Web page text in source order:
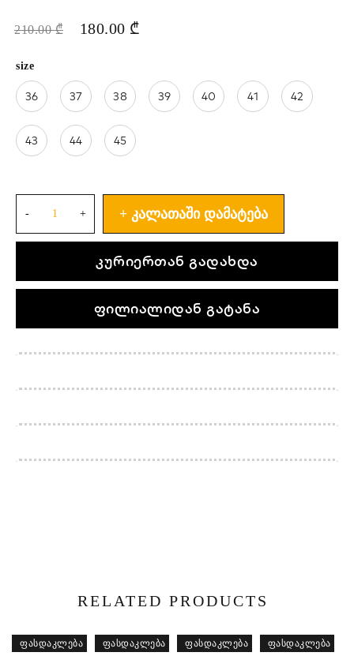
210.00₾ 180.00 ₾
size
36 37 38 39 40 41 42
43 44 45
ᲙᲐᲚᲐᲗᲐᲨᲘ ᲓᲐᲛᲐᲢᲔᲑᲐ
კურიერთან გადახდა
ფილიალიდან გატანა
RELATED PRODUCTS
ᲤᲐᲡᲓᲐᲙᲚᲔᲑᲐ ᲤᲐᲡᲓᲐᲙᲚᲔᲑᲐ ᲤᲐᲡᲓᲐᲙᲚᲔᲑᲐ ᲤᲐᲡᲓᲐᲙᲚᲔᲑᲐ